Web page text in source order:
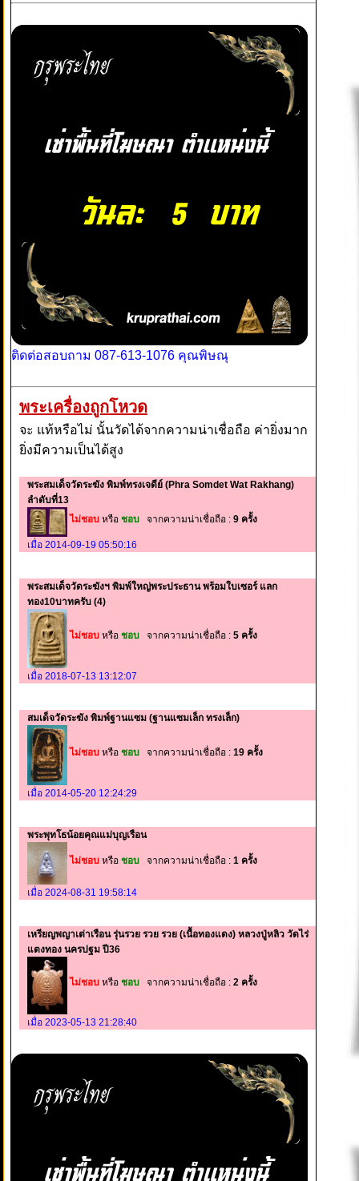
ติดต่อสอบถาม 087-613-1076 คุณพิษณุ
พระเครื่องถูกโหวด
จะ แท้หรือไม่ นั้นวัดได้จากความน่าเชื่อถือ ค่ายิ่งมาก
ยิ่งมีความเป็นได้สูง
พระสมเด็จวัดระฆัง พิมพ์ทรงเจดีย์ (Phra Somdet Wat Rakhang)
ลำดับที่13
ไม่ชอบ หรือ ชอบ จากความน่าเชื่อถือ : 9 ครั้ง
เมื่อ 2014-09-19 05:50:16
พระสมเด็จวัดระฆังฯ พิมพ์ใหญ่พระประธาน พร้อมใบเซอร์ แลก
ทอง10บาทครับ (4)
ไม่ชอบ หรือ ชอบ จากความน่าเชื่อถือ : 5 ครั้ง
เมื่อ 2018-07-13 13:12:07
สมเด็จวัดระฆัง พิมพ์ฐานแซม (ฐานแซมเล็ก ทรงเล็ก)
ไม่ชอบ หรือ ชอบ จากความน่าเชื่อถือ : 19 ครั้ง
เมื่อ 2014-05-20 12:24:29
พระพุทโธน้อยคุณแม่บุญเรือน
ไม่ชอบ หรือ ชอบ จากความน่าเชื่อถือ : 1 ครั้ง
เมื่อ 2024-08-31 19:58:14
เหรียญพญาเต่าเรือน รุ่นรวย รวย รวย (เนื้อทองแดง) หลวงปู่หลิว วัดไร่
แตงทอง นครปฐม ปี36
ไม่ชอบ หรือ ชอบ จากความน่าเชื่อถือ : 2 ครั้ง
เมื่อ 2023-05-13 21:28:40